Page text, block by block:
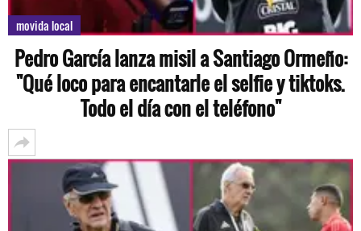
movida local
Pedro García lanza misil a Santiago Ormeño:
"Qué loco para encantarle el selfie y tiktoks.
Todo el día con el teléfono"